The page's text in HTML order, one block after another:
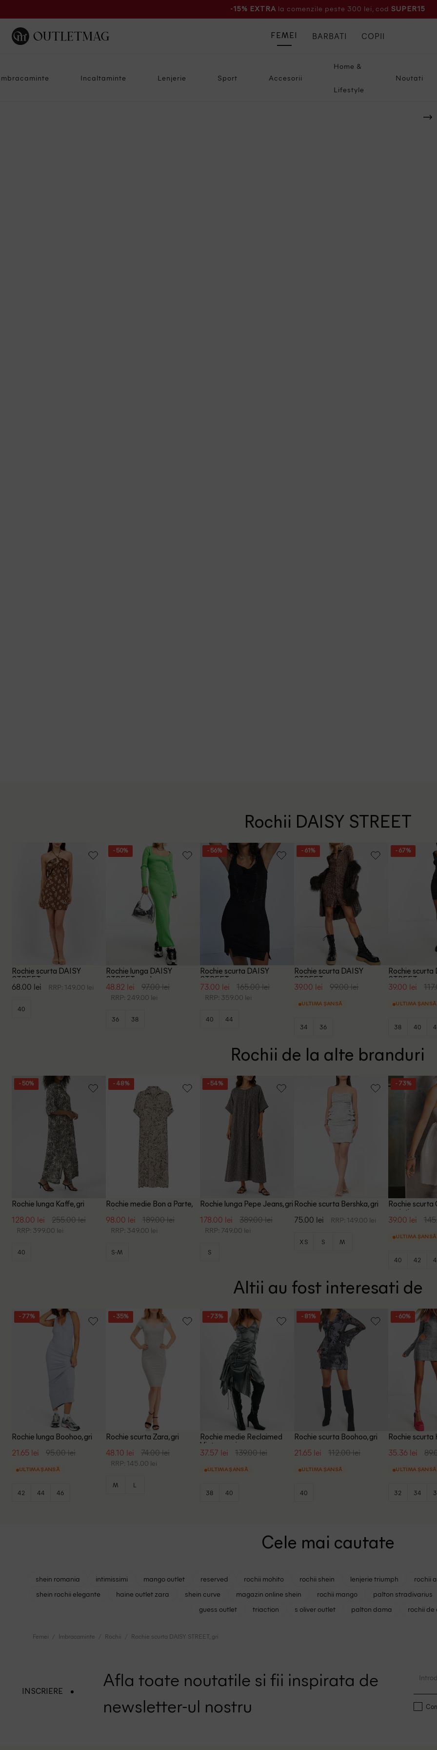
-15% EXTRA la comenzile peste 300 lei, cod SUPER15
Incaltaminte Lenjerie Sport Accesorii
Home &
Lifestyle
Noutati
FEMEI BARBATI COPII
Rochii DAISY STREET
Rochie scurta DAISY
STREET, maro
68.00 lei RRP: 149.00 lei
40
- 50%
Rochie lunga DAISY
STREET, verde
48.82 lei 97.00 lei
RRP: 249.00 lei
36 38
- 56%
Rochie scurta DAISY
STREET, negru
73.00 lei 165.00 lei
RRP: 359.00 lei
40 44
- 61%
Rochie scurta DAISY
STREET, maro
39.00 lei 99.00 lei
ULTIMA ȘANSĂ
34 36
- 67%
Rochie scurta
STREET, negru
39.00 lei
ULTIMA ȘANSĂ
38 40
Rochii de la alte branduri
- 50%
Rochie lunga Kaffe, gri
128.00 lei 255.00 lei
RRP: 399.00 lei
40
- 48%
Rochie medie Bon a Parte,
98.00 lei 189.00 lei
RRP: 349.00 lei
S-M
- 54%
Rochie lunga Pepe Jeans, gri
178.00 lei 389.00 lei
RRP: 749.00 lei
S
Rochie scurta Bershka, gri
75.00 lei RRP: 149.00 lei
XS S M
- 73%
Rochie scurta
argintiu
39.00 lei
ULTIMA ȘANSĂ
40 42
Altii au fost interesati de
- 77%
Rochie lunga Boohoo, gri
21.65 lei 95.00 lei
ULTIMA ȘANSĂ
42 44 46
- 35%
Rochie scurta Zara, gri
48.10 lei 74.00 lei
RRP: 145.00 lei
M L
- 73%
Rochie medie Reclaimed
Vintage, gri
37.57 lei 139.00 lei
ULTIMA ȘANSĂ
38 40
- 81%
Rochie scurta Boohoo, gri
21.65 lei 112.00 lei
ULTIMA ȘANSĂ
40
- 60%
Rochie scurta
35.36 lei
ULTIMA ȘANSĂ
32 34
Cele mai cautate
shein romania intimissimi mango outlet reserved rochii mohito rochii shein lenjerie triumph rochii
shein rochii elegante
haine outlet zara shein curve magazin online shein rochii mango palton stradivarius
guess outlet
triaction s oliver outlet palton dama rochii de
Femei Imbracaminte Rochii Rochie scurta DAISY STREET, gri
INSCRIERE
Afla toate noutatile si fii inspirata de
newsletter-ul nostru